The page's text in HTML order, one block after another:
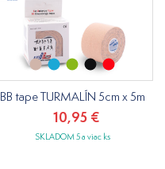
BB tape TURMALÍN 5cm x 5m
10,95 €
SKLADOM 5 a viac ks